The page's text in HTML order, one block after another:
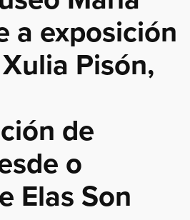
a exposición
Pisón,
de
o
Elas Son